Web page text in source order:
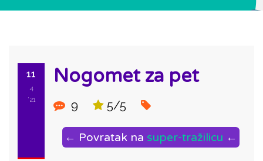
11
4
'21
Nogomet za pet
9 5/5
← Povratak na super-tražilicu ←